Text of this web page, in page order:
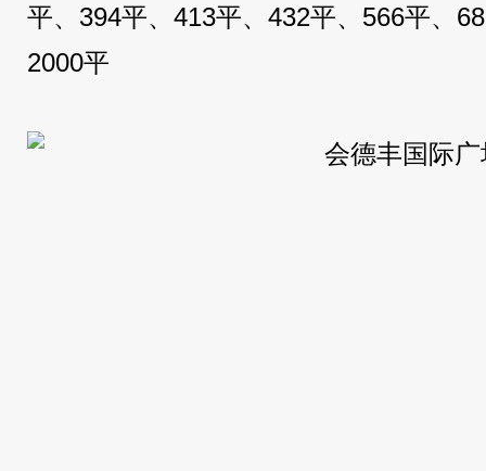
平、394平、413平、432平、566平、
2000平